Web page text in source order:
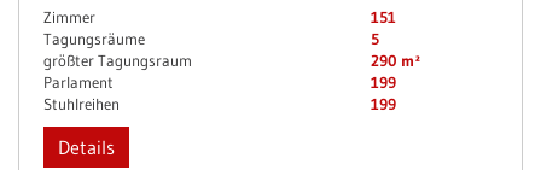
Zimmer
151
Tagungsräume
5
größter Tagungsraum
290 m²
Parlament
199
Stuhlreihen
199
Details